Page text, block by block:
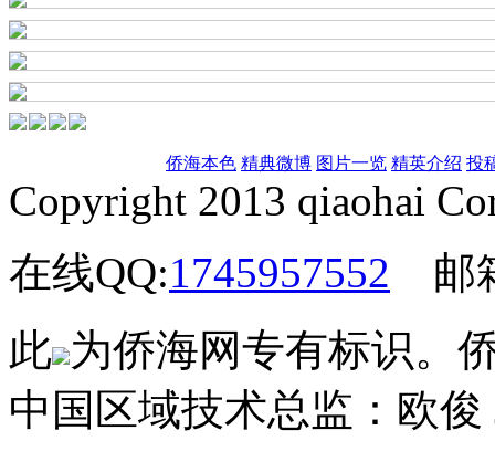
侨海本色 精典微博 图片一览 精英介绍 投
Copyright 2013 qiaohai
在线QQ:1745957552 邮
此 为侨海网专有标识。
中国区域技术总监：欧俊